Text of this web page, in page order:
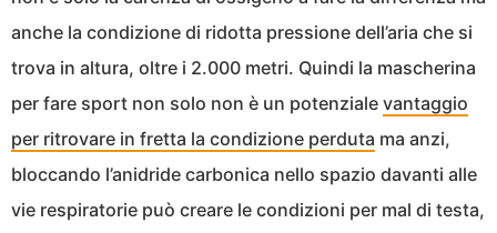
anche la condizione di ridotta pressione dell’aria che si
trova in altura, oltre i 2.000 metri. Quindi la mascherina
per fare sport non solo non è un potenziale vantaggio
per ritrovare in fretta la condizione perduta ma anzi,
bloccando l’anidride carbonica nello spazio davanti alle
vie respiratorie può creare le condizioni per mal di testa,